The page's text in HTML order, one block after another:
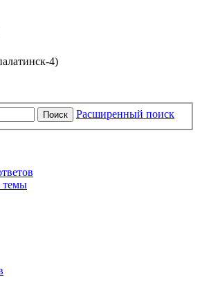
4)
Поиск Расширенный поиск
темы